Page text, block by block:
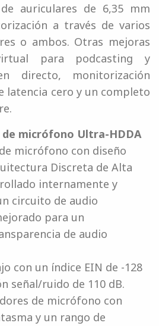
auriculares de 6,35 mm
a través de varios
o ambos. Otras mejoras
para podcasting y
directo, monitorización
latencia cero y un completo
micrófono Ultra-HDDA
micrófono con diseño
Discreta de Alta
internamente y
circuito de audio
para un
de audio
con un índice EIN de -128
señal/ruido de 110 dB.
de micrófono con
y un rango de